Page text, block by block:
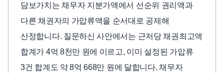
담보가치는 채무자 지분가액에서 선순위 권리액과
다른 채권자의 가압류액을 순서대로 공제해
산정합니다. 질문하신 사안에서는 근저당 채권최고액
합계가 4억 8천만 원에 이르고, 이미 설정된 가압류
3건 합계도 약 8억 668만 원에 달합니다. 채무자